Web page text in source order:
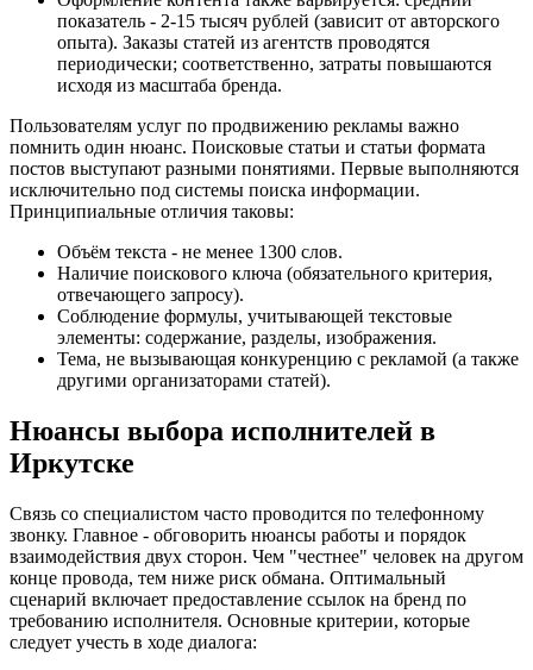
показатель - 2-15 тысяч рублей (зависит от авторского
опыта). Заказы статей из агентств проводятся
периодически; соответственно, затраты повышаются
исходя из масштаба бренда.
Пользователям услуг по продвижению рекламы важно
помнить один нюанс. Поисковые статьи и статьи формата
постов выступают разными понятиями. Первые выполняются
исключительно под системы поиска информации.
Принципиальные отличия таковы:
Объём текста - не менее 1300 слов.
Наличие поискового ключа (обязательного критерия,
отвечающего запросу).
Соблюдение формулы, учитывающей текстовые
элементы: содержание, разделы, изображения.
Тема, не вызывающая конкуренцию с рекламой (а также
другими организаторами статей).
Нюансы выбора исполнителей в
Иркутске
Связь со специалистом часто проводится по телефонному
звонку. Главное - обговорить нюансы работы и порядок
взаимодействия двух сторон. Чем "честнее" человек на другом
конце провода, тем ниже риск обмана. Оптимальный
сценарий включает предоставление ссылок на бренд по
требованию исполнителя. Основные критерии, которые
следует учесть в ходе диалога: